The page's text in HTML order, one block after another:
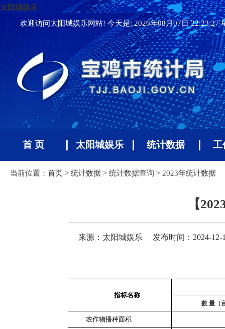
太阳城娱乐
欢迎访问太阳城娱乐网站! 今天是:2026年08月07日 22:23:28
首 页 太阳城娱乐 统计数据 工
当前位置： 首页 > 统计数据 > 统计数据查询 > 2023年统计数据
【
来源：太阳城娱乐 发布时间：2024-12-
指标名称
数 量（
农作物播种面积